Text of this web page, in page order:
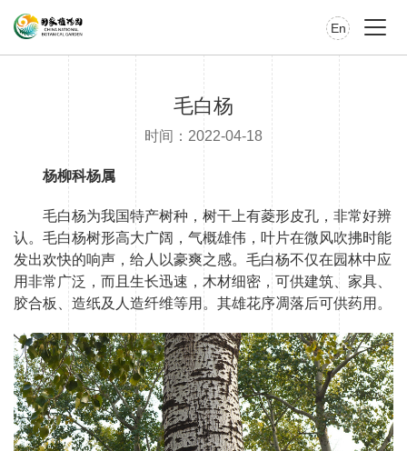
En
毛白杨
时间：2022-04-18
杨柳科杨属
毛白杨为我国特产树种，树干上有菱形皮孔，非常好辨
认。毛白杨树形高大广阔，气概雄伟，叶片在微风吹拂时能
发出欢快的响声，给人以豪爽之感。毛白杨不仅在园林中应
用非常广泛，而且生长迅速，木材细密，可供建筑、家具、
胶合板、造纸及人造纤维等用。其雄花序凋落后可供药用。